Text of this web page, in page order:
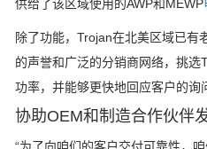
供给了该区域使用的AWP和MEWP
除了功能，Trojan在北美区域已有
的声誉和广泛的分销商网络，挑
功率，并能够更快地回应客户的询
协助OEM和制造合作伙伴